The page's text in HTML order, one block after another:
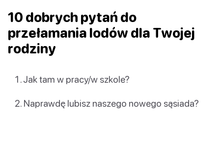
10 dobrych pytań do
przełamania lodów dla Twojej
rodziny
Jak tam w pracy/w szkole?
Naprawdę lubisz naszego nowego sąsiada?